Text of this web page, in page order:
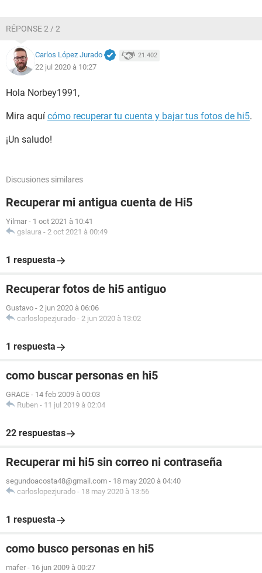
RÉPONSE 2 / 2
Carlos López Jurado 21.402
22 jul 2020 à 10:27
Hola Norbey1991,
Mira aquí cómo recuperar tu cuenta y bajar tus fotos de hi5.
¡Un saludo!
Discusiones similares
Recuperar mi antigua cuenta de Hi5
Yilmar - 1 oct 2021 à 10:41
gslaura - 2 oct 2021 à 00:49
1 respuesta
Recuperar fotos de hi5 antiguo
Gustavo - 2 jun 2020 à 06:06
carloslopezjurado - 2 jun 2020 à 13:02
1 respuesta
como buscar personas en hi5
GRACE - 14 feb 2009 à 00:03
Ruben - 11 jul 2019 à 02:04
22 respuestas
Recuperar mi hi5 sin correo ni contraseña
segundoacosta48@gmail.com - 18 may 2020 à 04:40
carloslopezjurado - 18 may 2020 à 13:56
1 respuesta
como busco personas en hi5
mafer - 16 jun 2009 à 00:27